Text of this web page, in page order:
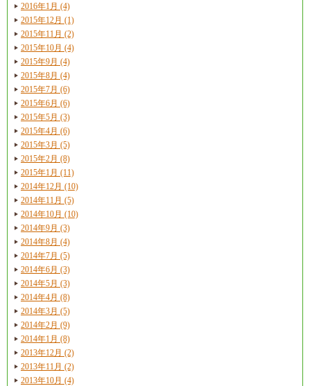
2016年1月 (4)
2015年12月 (1)
2015年11月 (2)
2015年10月 (4)
2015年9月 (4)
2015年8月 (4)
2015年7月 (6)
2015年6月 (6)
2015年5月 (3)
2015年4月 (6)
2015年3月 (5)
2015年2月 (8)
2015年1月 (11)
2014年12月 (10)
2014年11月 (5)
2014年10月 (10)
2014年9月 (3)
2014年8月 (4)
2014年7月 (5)
2014年6月 (3)
2014年5月 (3)
2014年4月 (8)
2014年3月 (5)
2014年2月 (9)
2014年1月 (8)
2013年12月 (2)
2013年11月 (2)
2013年10月 (4)